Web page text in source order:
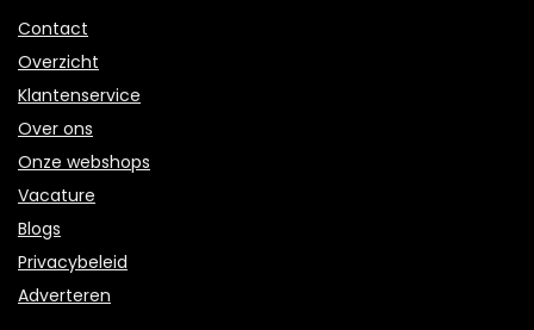
Contact
Overzicht
Klantenservice
Over ons
Onze webshops
Vacature
Blogs
Privacybeleid
Adverteren